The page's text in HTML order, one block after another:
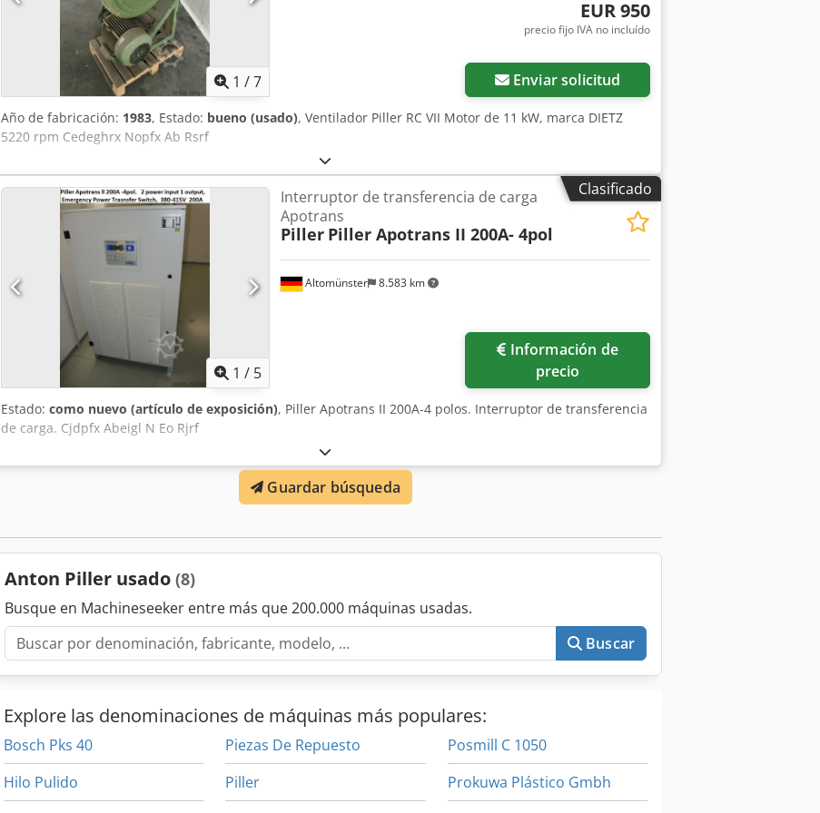
generador hasta la velocidad de sincronización y, de este modo, se hace cargo del suministro eléctrico. (Al
mismo tiempo, el puente eléctrico vuelve a recibir energía). *
1 /7
EUR 950
precio fijo IVA no incluído
Enviar solicitud
Año de fabricación: 1983, Estado: bueno (usado), Ventilador Piller RC VII Motor de 11 kW, marca DIETZ
5220 rpm Cedeghrx Nopfx Ab Rsrf
Clasificado
1 / 5
Altomünster 8.583 km
Interruptor de transferencia de carga
Apotrans
Piller Piller Apotrans II 200A- 4pol
precio
Estado: como nuevo (artículo de exposición), Piller Apotrans II 200A-4 polos. Interruptor de transferencia
de carga. Cjdpfx Abeigl N Eo Rjrf
Guardar búsqueda
Anton Piller usado (8)
Busque en Machineseeker entre más que 200.000 máquinas usadas.
Buscar
Explore las denominaciones de máquinas más populares:
Bosch Pks 40
Hilo Pulido
Piezas De Repuesto
Piller
Posmill C 1050
Prokuwa Plástico Gmbh